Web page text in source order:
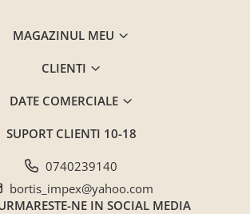
MAGAZINUL MEU
CLIENTI
DATE COMERCIALE
SUPORT CLIENTI 10-18
0740239140
bortis_impex@yahoo.com
NE IN SOCIAL MEDIA